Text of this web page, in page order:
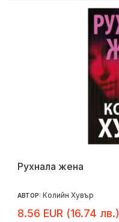
Рухнала жена
АВТОР: Колийн Хувър
8.56 EUR (16.74 лв.)